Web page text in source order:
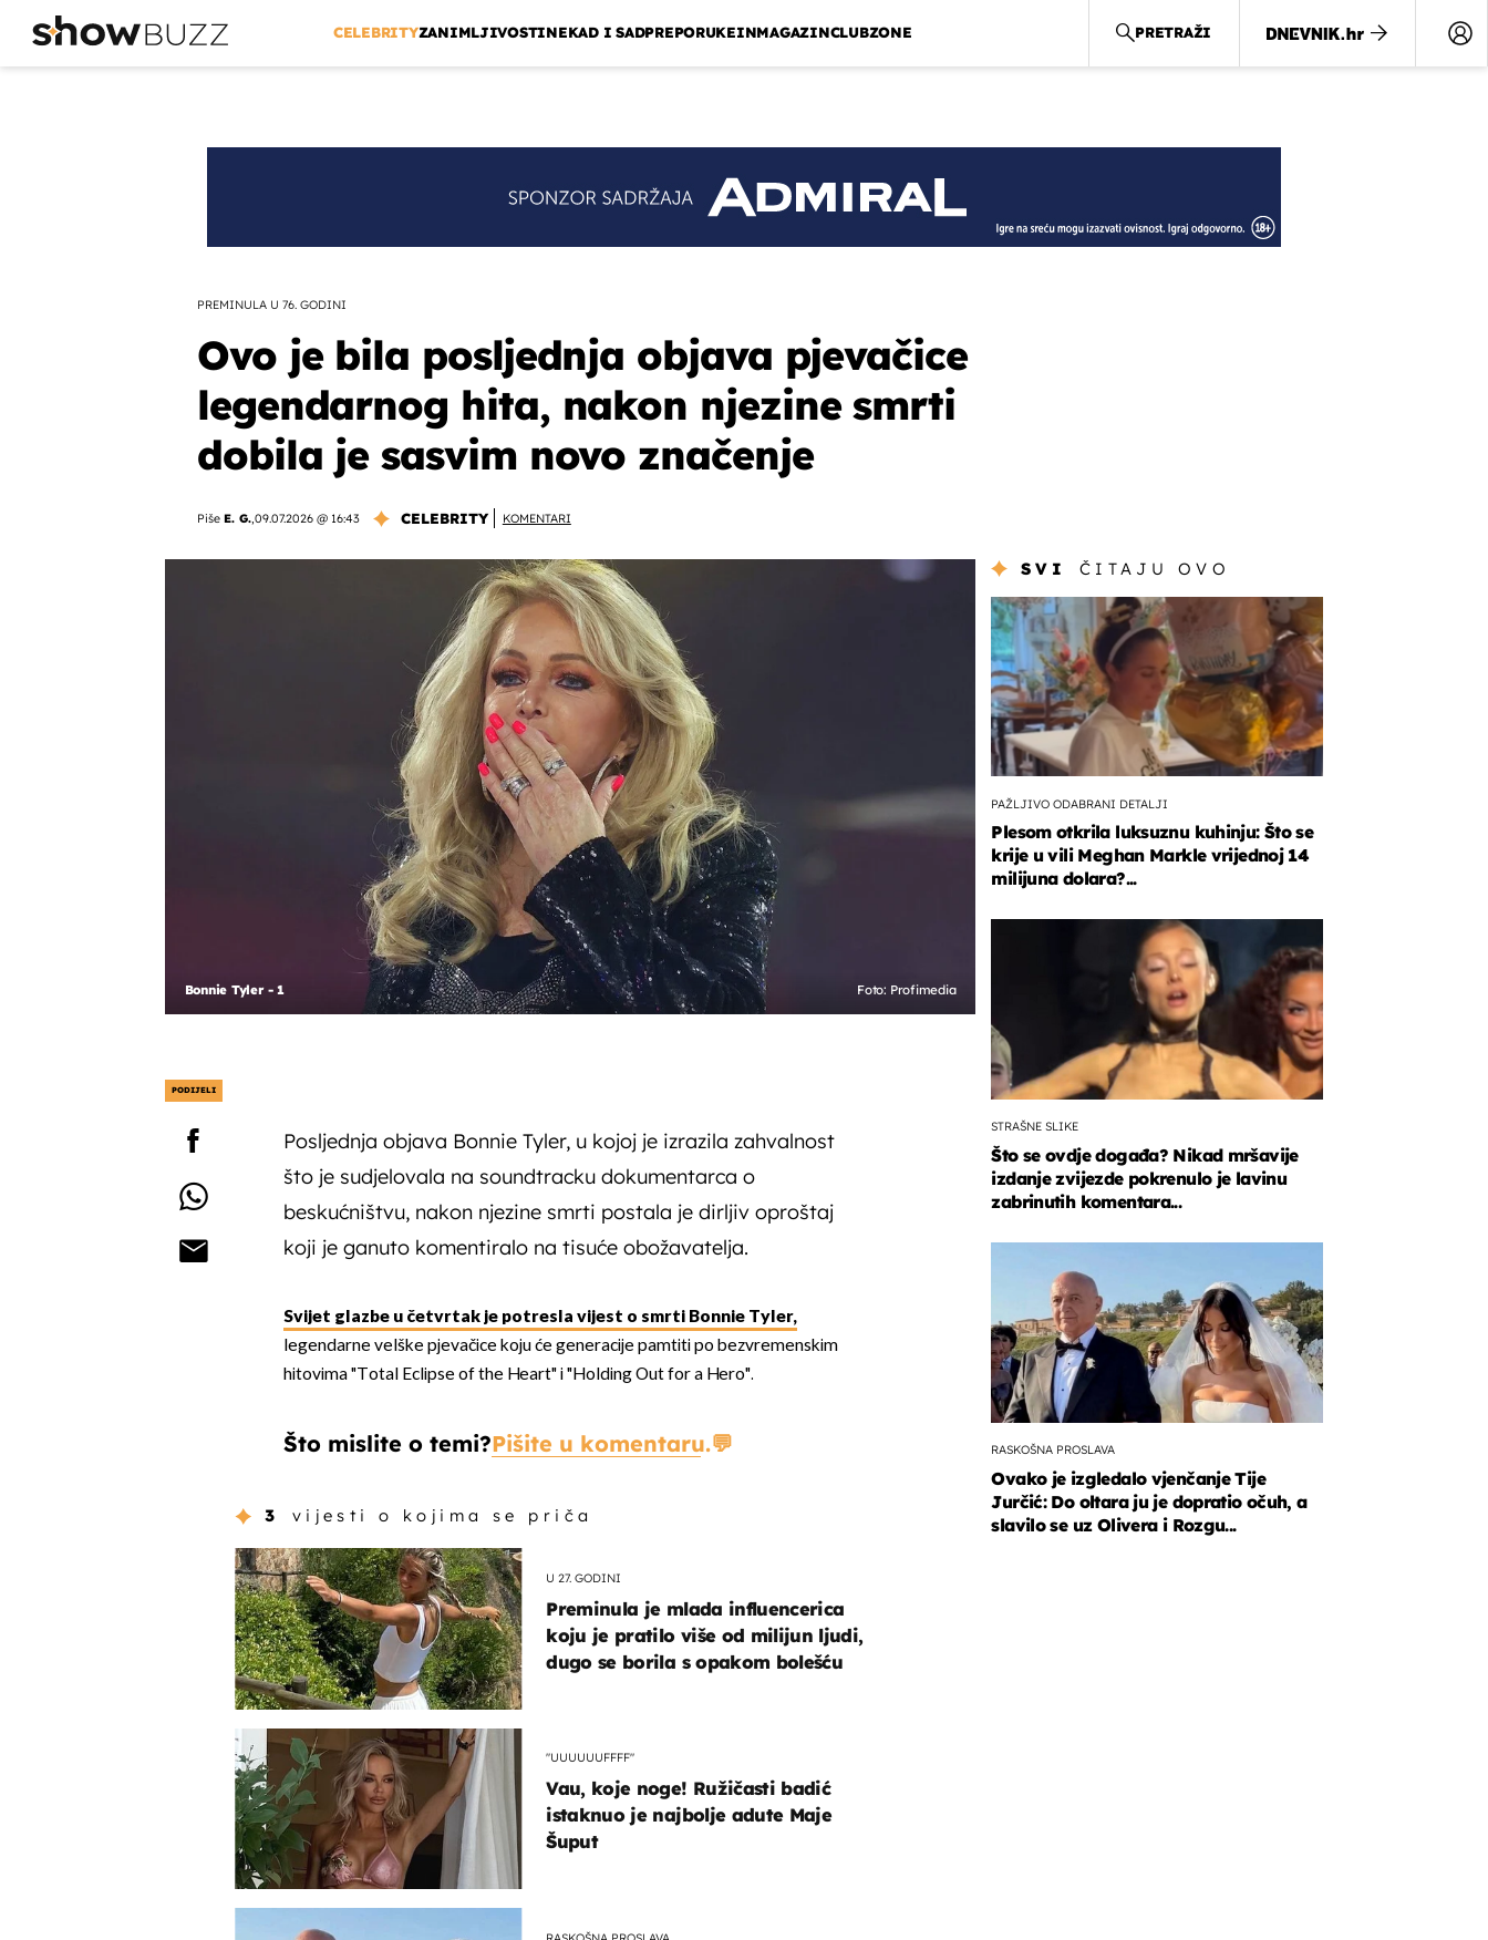
CELEBRITYZANIMLJIVOSTINEKAD I SADPREPORUKEINMAGAZINCLUBZONE PRETRAŽI
PREMINULA U 76. GODINI
Ovo je bila posljednja objava pjevačice
legendarnog hita, nakon njezine smrti
dobila je sasvim novo značenje
Piše E. G.,09.07.2026 @ 16:43 CELEBRITY KOMENTARI
Bonnie Tyler - 1 Foto: Profimedia
PODIJELI
Posljednja objava Bonnie Tyler, u kojoj je izrazila zahvalnost
što je sudjelovala na soundtracku dokumentarca o
beskućništvu, nakon njezine smrti postala je dirljiv oproštaj
koji je ganuto komentiralo na tisuće obožavatelja.
Svijet glazbe u četvrtak je potresla vijest o smrti Bonnie Tyler,
legendarne velške pjevačice koju će generacije pamtiti po bezvremenskim
hitovima "Total Eclipse of the Heart" i "Holding Out for a Hero".
Što mislite o temi?Pišite u komentaru.
3 vijesti o kojima se priča
U 27. GODINI
Preminula je mlada influencerica
koju je pratilo više od milijun ljudi,
dugo se borila s opakom bolešću
"UUUUUUFFFF"
Vau, koje noge! Ružičasti badić
istaknuo je najbolje adute Maje
Šuput
SVI ČITAJU OVO
PAŽLJIVO ODABRANI DETALJI
Plesom otkrila luksuznu kuhinju: Što se
krije u vili Meghan Markle vrijednoj 14
milijuna dolara?...
STRAŠNE SLIKE
Što se ovdje događa? Nikad mršavije
izdanje zvijezde pokrenulo je lavinu
zabrinutih komentara...
RASKOŠNA PROSLAVA
Ovako je izgledalo vjenčanje Tije
Jurčić: Do oltara ju je dopratio očuh, a
slavilo se uz Olivera i Rozgu...